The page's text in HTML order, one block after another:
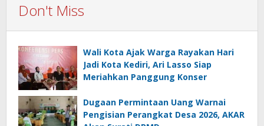
Don't Miss
Wali Kota Ajak Warga Rayakan Hari
Jadi Kota Kediri, Ari Lasso Siap
Meriahkan Panggung Konser
Dugaan Permintaan Uang Warnai
Pengisian Perangkat Desa 2026, AKAR